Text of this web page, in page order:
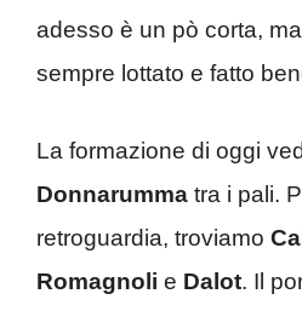
adesso è un pò corta,
sempre lottato e fatto
La formazione di oggi
Donnarumma tra i pali.
retroguardia, troviamo
Romagnoli e Dalot. Il